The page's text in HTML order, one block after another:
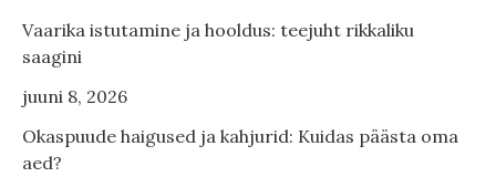
Vaarika istutamine ja hooldus: teejuht rikkaliku
saagini
juuni 8, 2026
Okaspuude haigused ja kahjurid: Kuidas päästa oma
aed?